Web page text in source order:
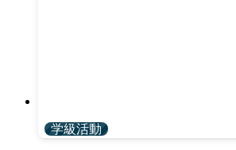
学級活動